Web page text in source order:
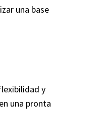
una base
y
una pronta